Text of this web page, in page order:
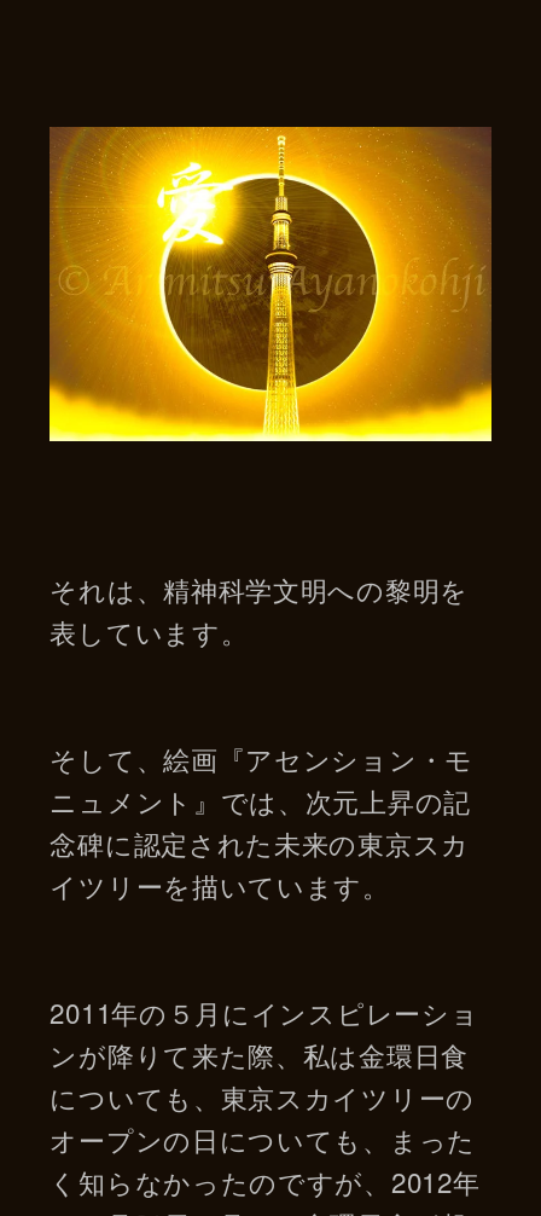
それは、精神科学文明への黎明を
表しています。
そして、絵画『アセンション・モ
ニュメント』では、次元上昇の記
念碑に認定された未来の東京スカ
イツリーを描いています。
2011年の５月にインスピレーショ
ンが降りて来た際、私は金環日食
についても、東京スカイツリーの
オープンの日についても、まった
く知らなかったのですが、2012年